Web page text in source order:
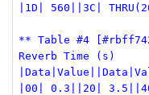
|1D| 560||3C|
** Table #4
Reverb Time (s)
|00| 0.3||20|